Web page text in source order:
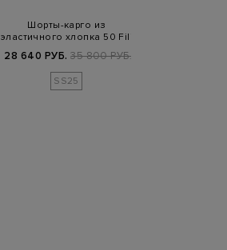
Шорты-карго из
эластичного хлопка 50 Fili
28 640 РУБ. 35 800 РУБ.
SS25